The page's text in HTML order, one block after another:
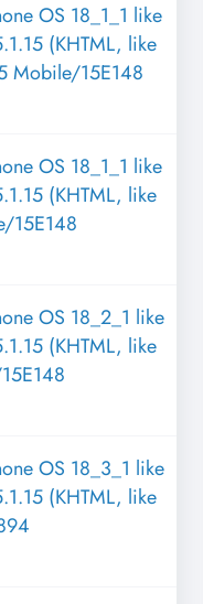
OS 18_1_1 like
(KHTML, like
Mobile/15E148
OS 18_1_1 like
(KHTML, like
15E148
OS 18_2_1 like
(KHTML, like
OS 18_3_1 like
(KHTML, like